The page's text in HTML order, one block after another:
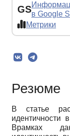
GSв Google
Метрики
Резюме
В статье
идентичности
Врамках